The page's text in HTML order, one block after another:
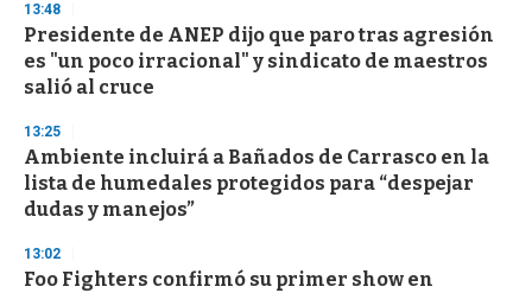
13:48
Presidente de ANEP dijo que paro tras agresión
es "un poco irracional" y sindicato de maestros
salió al cruce
13:25
Ambiente incluirá a Bañados de Carrasco en la
lista de humedales protegidos para “despejar
dudas y manejos”
13:02
Foo Fighters confirmó su primer show en